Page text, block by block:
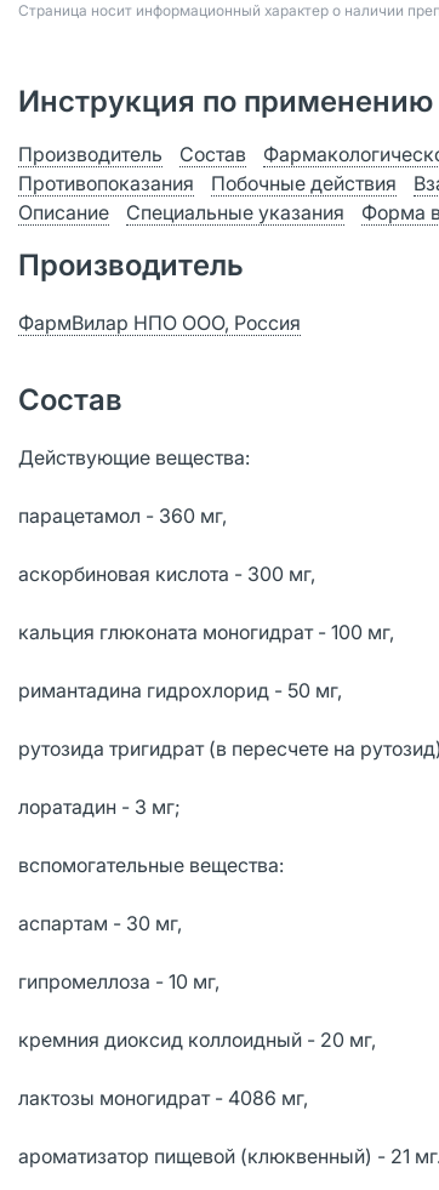
Страница носит информационный характер о наличии
Инструкция по применению
Производитель Состав
Противопоказания
Побочные действия
Описание
Специальные указания Форма
Производитель
ФармВилар НПО ООО, Россия
Состав
Действующие вещества:
парацетамол - 360 мг,
аскорбиновая кислота - 300 мг,
кальция глюконата моногидрат - 100 мг,
римантадина гидрохлорид - 50 мг,
рутозида тригидрат (в пересчете на
лоратадин - 3 мг;
вспомогательные вещества:
аспартам - 30 мг,
гипромеллоза - 10 мг,
кремния диоксид коллоидный - 20 мг,
лактозы моногидрат - 4086 мг,
ароматизатор пищевой (клюквенный) - 21 мг.